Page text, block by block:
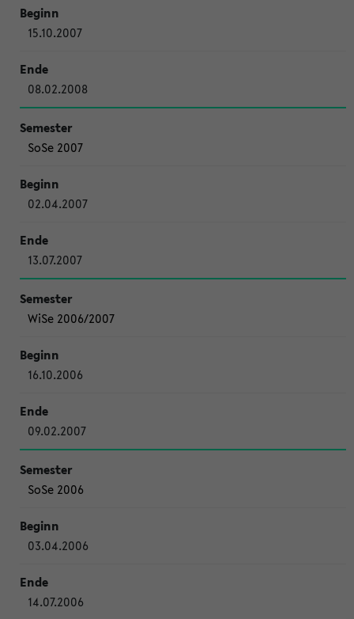
15.10.2007
08.02.2008
SoSe 2007
02.04.2007
13.07.2007
WiSe 2006/2007
16.10.2006
09.02.2007
SoSe 2006
03.04.2006
14.07.2006